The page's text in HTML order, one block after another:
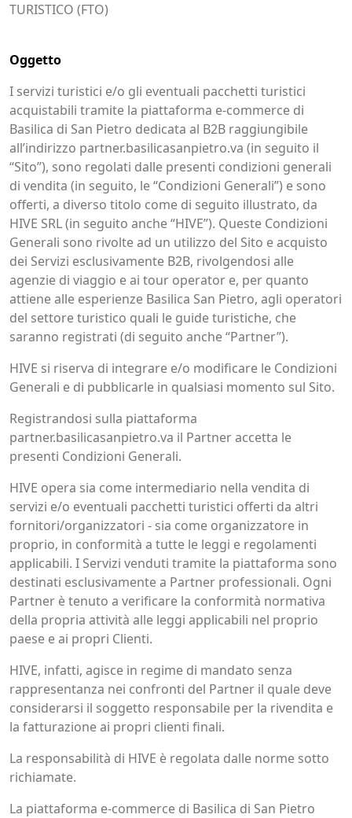
TURISTICO (FTO)
Oggetto
I servizi turistici e/o gli eventuali pacchetti turistici
acquistabili tramite la piattaforma e-commerce di
Basilica di San Pietro dedicata al B2B raggiungibile
all’indirizzo partner.basilicasanpietro.va (in seguito il
“Sito”), sono regolati dalle presenti condizioni generali
di vendita (in seguito, le “Condizioni Generali”) e sono
offerti, a diverso titolo come di seguito illustrato, da
HIVE SRL (in seguito anche “HIVE”). Queste Condizioni
Generali sono rivolte ad un utilizzo del Sito e acquisto
dei Servizi esclusivamente B2B, rivolgendosi alle
agenzie di viaggio e ai tour operator e, per quanto
attiene alle esperienze Basilica San Pietro, agli operatori
del settore turistico quali le guide turistiche, che
saranno registrati (di seguito anche “Partner”).
HIVE si riserva di integrare e/o modificare le Condizioni
Generali e di pubblicarle in qualsiasi momento sul Sito.
Registrandosi sulla piattaforma
partner.basilicasanpietro.va il Partner accetta le
presenti Condizioni Generali.
HIVE opera sia come intermediario nella vendita di
servizi e/o eventuali pacchetti turistici offerti da altri
fornitori/organizzatori - sia come organizzatore in
proprio, in conformità a tutte le leggi e regolamenti
applicabili. I Servizi venduti tramite la piattaforma sono
destinati esclusivamente a Partner professionali. Ogni
Partner è tenuto a verificare la conformità normativa
della propria attività alle leggi applicabili nel proprio
paese e ai propri Clienti.
HIVE, infatti, agisce in regime di mandato senza
rappresentanza nei confronti del Partner il quale deve
considerarsi il soggetto responsabile per la rivendita e
la fatturazione ai propri clienti finali.
La responsabilità di HIVE è regolata dalle norme sotto
richiamate.
La piattaforma e-commerce di Basilica di San Pietro